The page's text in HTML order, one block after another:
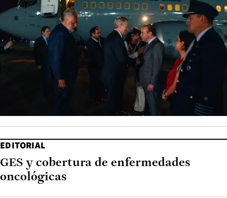
EDITORIAL
GES y cobertura de enfermedades
oncológicas